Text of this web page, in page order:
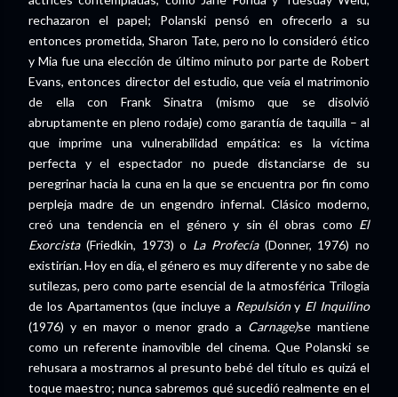
rechazaron el papel; Polanski pensó en ofrecerlo a su
entonces prometida, Sharon Tate, pero no lo consideró ético
y Mia fue una elección de último minuto por parte de Robert
Evans, entonces director del estudio, que veía el matrimonio
de ella con Frank Sinatra (mismo que se disolvió
abruptamente en pleno rodaje) como garantía de taquilla – al
que imprime una vulnerabilidad empática: es la víctima
perfecta y el espectador no puede distanciarse de su
peregrinar hacia la cuna en la que se encuentra por fin como
perpleja madre de un engendro infernal. Clásico moderno,
creó una tendencia en el género y sin él obras como El
Exorcista(Friedkin, 1973) o La Profecía(Donner, 1976) no
existirían. Hoy en día, el género es muy diferente y no sabe de
sutilezas, pero como parte esencial de la atmosférica Trilogia
de los Apartamentos (que incluye a Repulsióny El Inquilino
(1976) y en mayor o menor grado a Carnage)se mantiene
como un referente inamovible del cinema. Que Polanski se
rehusara a mostrarnos al presunto bebé del título es quizá el
toque maestro; nunca sabremos qué sucedió realmente en el